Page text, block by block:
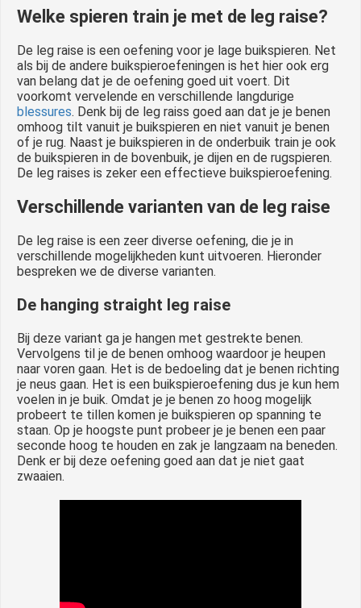
Welke spieren train je met de leg raise?
De leg raise is een oefening voor je lage buikspieren. Net
als bij de andere buikspieroefeningen is het hier ook erg
van belang dat je de oefening goed uit voert. Dit
voorkomt vervelende en verschillende langdurige
blessures. Denk bij de leg raiss goed aan dat je je benen
omhoog tilt vanuit je buikspieren en niet vanuit je benen
of je rug. Naast je buikspieren in de onderbuik train je ook
de buikspieren in de bovenbuik, je dijen en de rugspieren.
De leg raises is zeker een effectieve buikspieroefening.
Verschillende varianten van de leg raise
De leg raise is een zeer diverse oefening, die je in
verschillende mogelijkheden kunt uitvoeren. Hieronder
bespreken we de diverse varianten.
De hanging straight leg raise
Bij deze variant ga je hangen met gestrekte benen.
Vervolgens til je de benen omhoog waardoor je heupen
naar voren gaan. Het is de bedoeling dat je benen richting
je neus gaan. Het is een buikspieroefening dus je kun hem
voelen in je buik. Omdat je je benen zo hoog mogelijk
probeert te tillen komen je buikspieren op spanning te
staan. Op je hoogste punt probeer je je benen een paar
seconde hoog te houden en zak je langzaam na beneden.
Denk er bij deze oefening goed aan dat je niet gaat
zwaaien.